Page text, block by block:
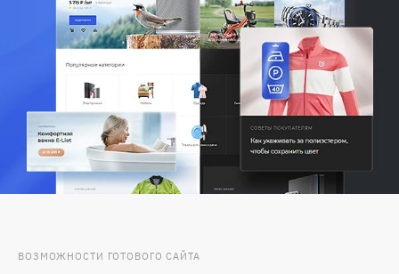
ВОЗМОЖНОСТИ ГОТОВОГО САЙТА